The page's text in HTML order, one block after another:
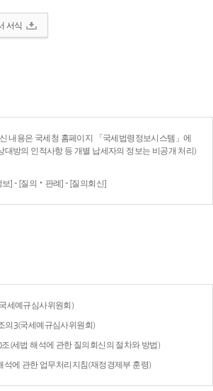
서식
내용은 국세청 홈페이지 「국세법령정보시스템」에
대방의 인적사항 등 개별 납세자의 정보는 비공개 처리)
보] - [질의‧판례] - [질의회신]
세예규심사위원회)
의3(국세예규심사위원회)
(세법 해석에 관한 질의회신의 절차와 방법)
석에 관한 업무처리지침(재정경제부 훈령)